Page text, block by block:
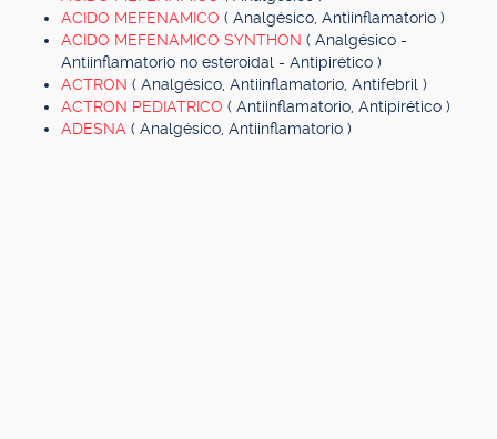
ACIDO MEFENAMICO ( Analgésico, Antiinflamatorio )
ACIDO MEFENAMICO SYNTHON ( Analgésico -
Antiinflamatorio no esteroidal - Antipirético )
ACTRON ( Analgésico, Antiinflamatorio, Antifebril )
ACTRON PEDIATRICO ( Antiinflamatorio, Antipirético )
ADESNA ( Analgésico, Antiinflamatorio )